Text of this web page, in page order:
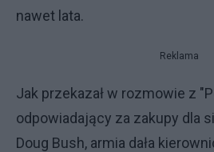
nawet lata.
Reklama
Jak przekazał w rozmowie z
odpowiadający za zakupy dla
Doug Bush, armia dała